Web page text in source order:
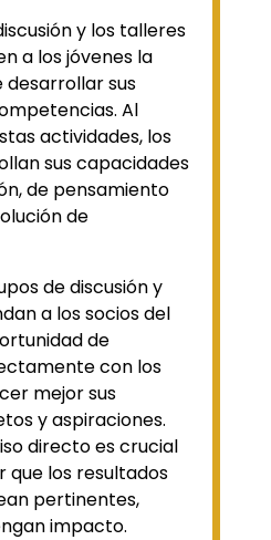
y los talleres
a los jóvenes la
sus
Al
actividades, los
sus capacidades
de pensamiento
de
de discusión y
a los socios del
de
con los
mejor sus
y aspiraciones.
directo es crucial
que los resultados
pertinentes,
impacto.